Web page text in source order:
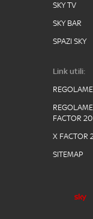
SKY TV
SKY BAR
SPAZI SKY
Link utili:
FACTOR
X FACTOR
SITEMAP